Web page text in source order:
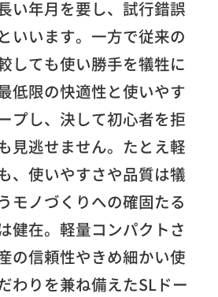
い年月を要し、試行錯誤
いいます。一方で従来の
しても使い勝手を犠牲に
低限の快適性と使いやす
プし、決して初心者を拒
見逃せません。たとえ軽
、使いやすさや品質は犠
モノづくりへの確固たる
健在。軽量コンパクトさ
の信頼性やきめ細かい使
わりを兼ね備えたSLドー